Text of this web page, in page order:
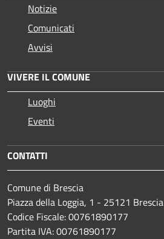
Notizie
Comunicati
Avvisi
VIVERE IL COMUNE
Luoghi
Eventi
CONTATTI
Comune di Brescia
Piazza della Loggia, 1 - 25121 Brescia
Codice Fiscale: 00761890177
Partita IVA: 00761890177